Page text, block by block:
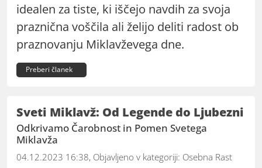
idealen za tiste, ki iščejo navdih za svoja
praznična voščila ali želijo deliti radost ob
praznovanju Miklavževega dne.
Preberi članek
Sveti Miklavž: Od Legende do Ljubezni
Odkrivamo Čarobnost in Pomen Svetega
Miklavža
04.12.2023 16:38, Objavljeno v kategoriji: Osebna Rast